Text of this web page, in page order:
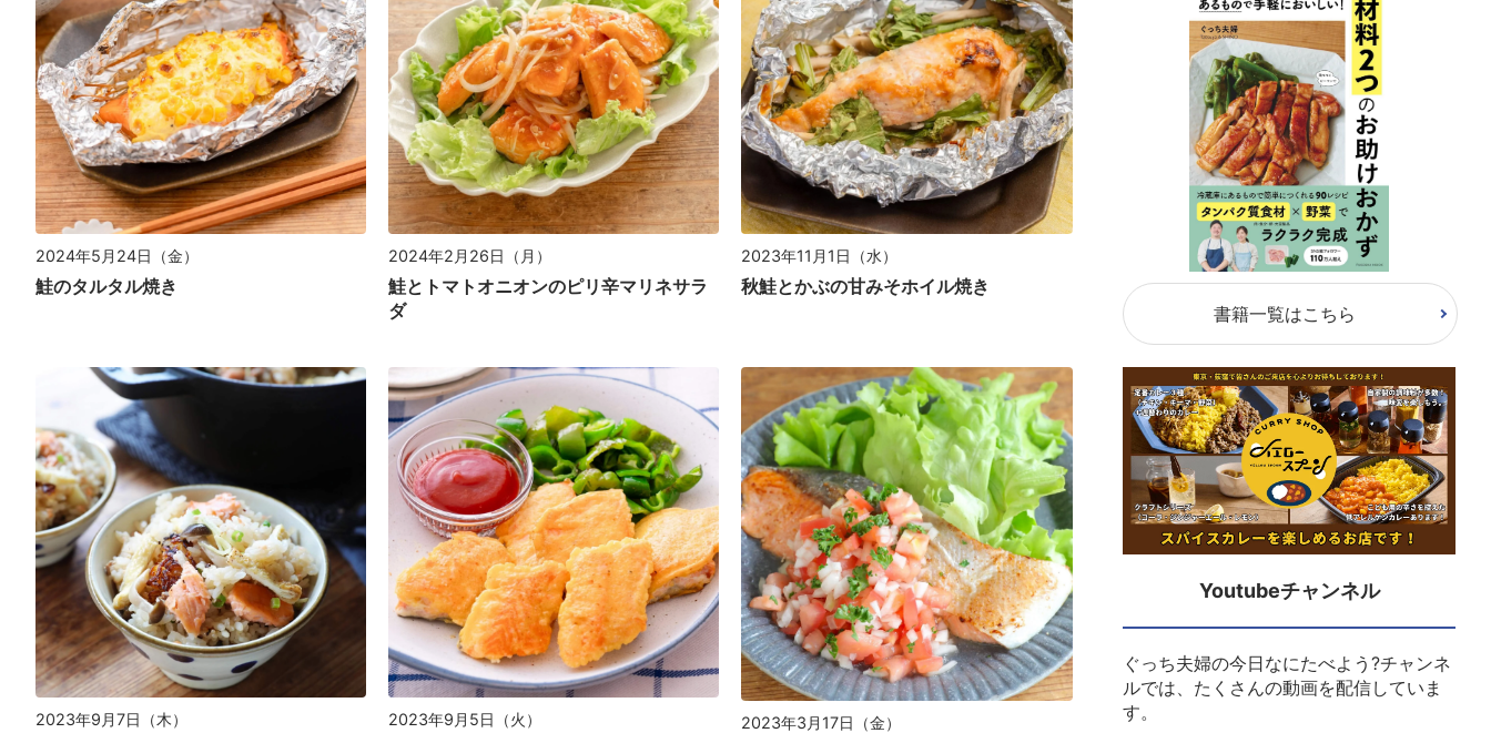
2024年5月24日（金）
鮭のタルタル焼き
2024年2月26日（月）
鮭とトマトオニオンのピリ辛マリネサラ
ダ
2023年11月1日（水）
秋鮭とかぶの甘みそホイル焼き
2023年9月7日（木） 2023年9月5日（火） 2023年3月17日（金）
書籍一覧はこちら
Youtubeチャンネル
ぐっち夫婦の今日なにたべよう?チャンネ
ルでは、たくさんの動画を配信していま
す。